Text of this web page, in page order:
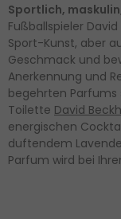
Sportlich,
Fußballspieler
Sport-Kunst, aber
Geschmack und
Anerkennung und
begehrten
Toilette David
energischen
duftendem
Parfum wird bei